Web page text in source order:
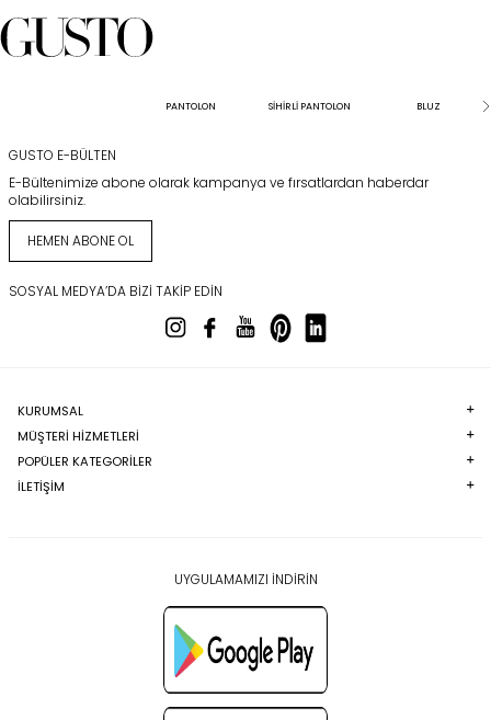
PANTOLON SİHİRLİ PANTOLON BLUZ
GUSTO E-BÜLTEN
E-Bültenimize abone olarak kampanya ve fırsatlardan haberdar
olabilirsiniz.
HEMEN ABONE OL
SOSYAL MEDYA’DA BIZI TAKIP EDIN
KURUMSAL
MÜŞTERI HIZMETLERI
POPÜLER KATEGORILER
İLETİŞİM
UYGULAMAMIZI İNDİRİN